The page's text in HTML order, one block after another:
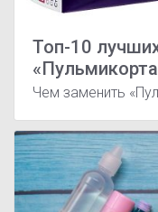
Топ-10
Чем заменить